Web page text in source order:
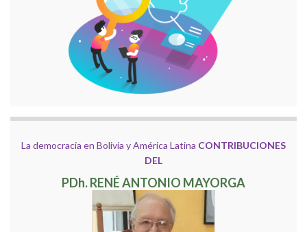
La democracia en Bolivia y América Latina CONTRIBUCIONES
DEL
PDh. RENÉ ANTONIO MAYORGA